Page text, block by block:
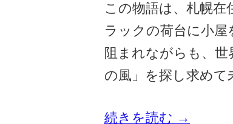
この物語は、札幌在
ラックの荷台に小
阻まれながらも、
の風」を探し求め
続きを読む →